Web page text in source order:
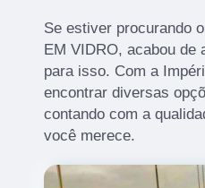
Se estiver procurando
EM VIDRO, acabou de
para isso. Com a
encontrar diversas
contando com a
você merece.